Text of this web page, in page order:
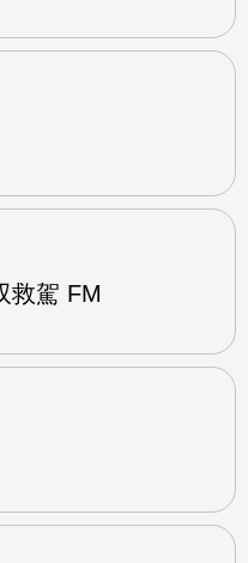
救駕 FM